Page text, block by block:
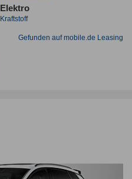
Elektro
Kraftstoff
Gefunden auf mobile.de Leasing